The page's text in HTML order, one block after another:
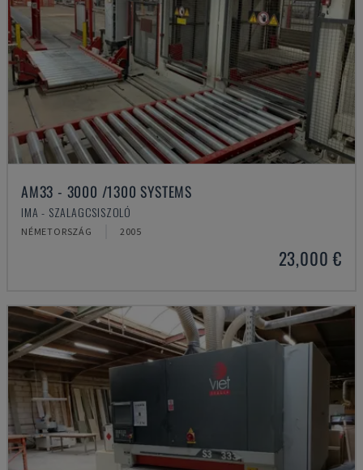
AM33 - 3000 /1300 SYSTEMS
IMA - SZALAGCSISZOLÓ
NÉMETORSZÁG 2005
23,000 €